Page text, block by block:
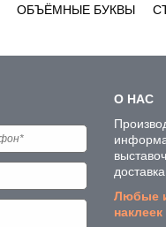
ОБЪЁМНЫЕ БУКВЫ
О НАС
Любые